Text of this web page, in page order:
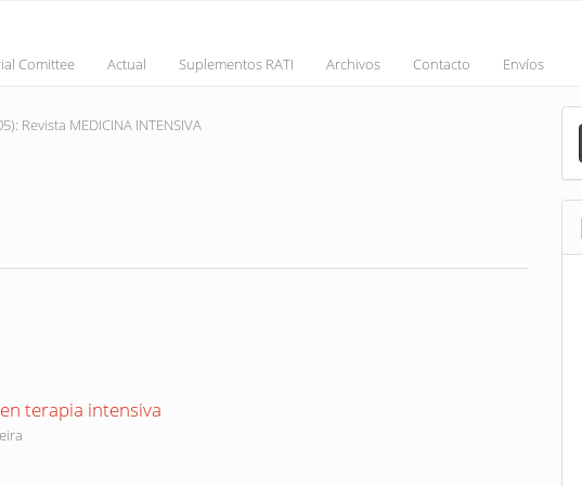
Comittee Actual Suplementos RATI Archivos Contacto Envíos
Revista MEDICINA INTENSIVA
terapia intensiva